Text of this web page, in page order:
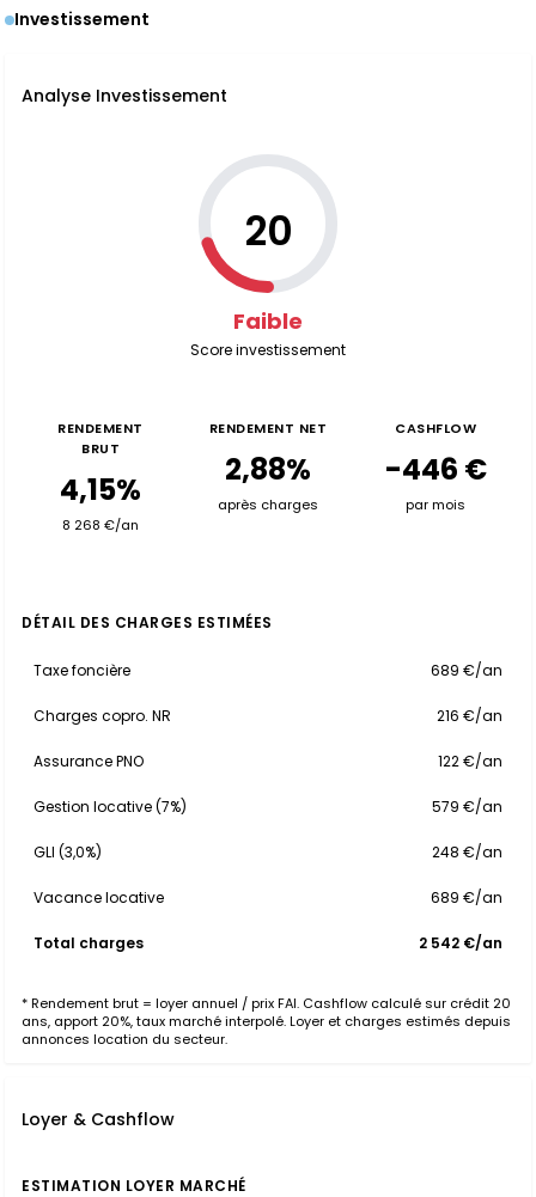
Investissement
Analyse Investissement
20
Faible
Score investissement
RENDEMENT
BRUT
4,15%
8 268 €/an
RENDEMENT NET
2,88%
après charges
CASHFLOW
-446 €
par mois
DÉTAIL DES CHARGES ESTIMÉES
Taxe foncière 689 €/an
Charges copro. NR 216 €/an
Assurance PNO 122 €/an
Gestion locative (7%) 579 €/an
GLI (3,0%) 248 €/an
Vacance locative 689 €/an
Total charges 2 542 €/an
* Rendement brut = loyer annuel / prix FAI. Cashflow calculé sur crédit 20
ans, apport 20%, taux marché interpolé. Loyer et charges estimés depuis
annonces location du secteur.
Loyer & Cashflow
ESTIMATION LOYER MARCHÉ